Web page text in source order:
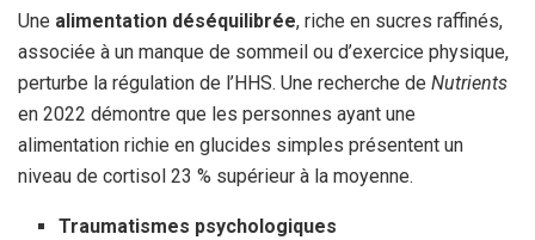
Une alimentation déséquilibrée, riche en sucres raffinés,
associée à un manque de sommeil ou d’exercice physique,
perturbe la régulation de l’HHS. Une recherche de Nutrients
en 2022 démontre que les personnes ayant une
alimentation richie en glucides simples présentent un
niveau de cortisol 23 % supérieur à la moyenne.
Traumatismes psychologiques